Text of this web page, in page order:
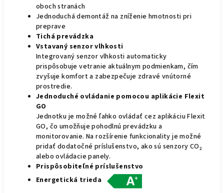
oboch stranách
Jednoduchá demontáž na zníženie hmotnosti pri
preprave
Tichá prevádzka
Vstavaný senzor vlhkosti
Integrovaný senzor vlhkosti automaticky
prispôsobuje vetranie aktuálnym podmienkam, čím
zvyšuje komfort a zabezpečuje zdravé vnútorné
prostredie.
Jednoduché ovládanie pomocou aplikácie Flexit
GO
Jednotku je možné ľahko ovládať cez aplikáciu Flexit
GO, čo umožňuje pohodlnú prevádzku a
monitorovanie. Na rozšírenie funkcionality je možné
pridať dodatočné príslušenstvo, ako sú senzory CO₂
alebo ovládacie panely.
Prispôsobiteľné príslušenstvo
Energetická trieda